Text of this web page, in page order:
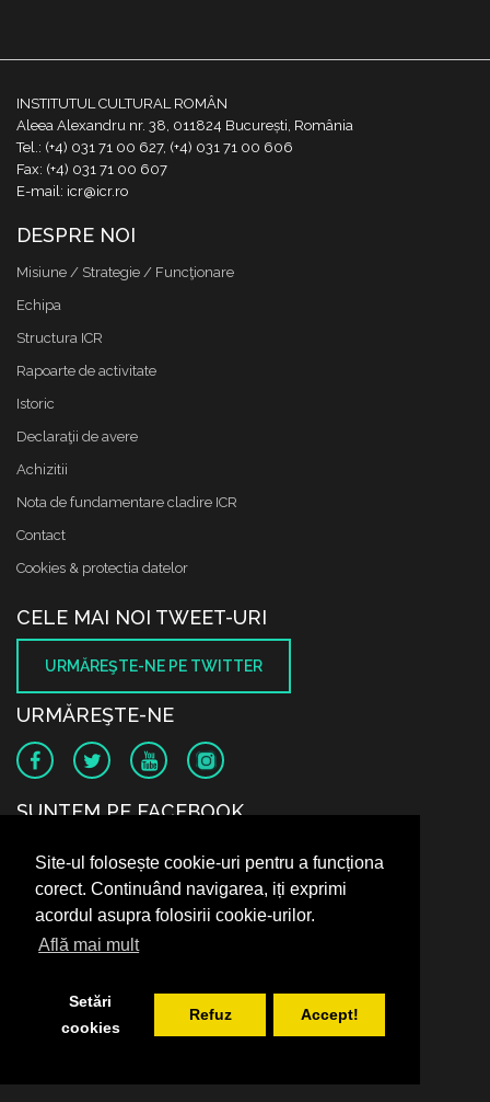
Site-ul folosește cookie-uri pentru a funcționa
corect. Continuând navigarea, iți exprimi
acordul asupra folosirii cookie-urilor.
Află mai mult
Setări
cookies
Refuz Accept!
INSTITUTUL CULTURAL ROMÂN
Aleea Alexandru nr. 38, 011824 București, România
Tel.: (+4) 031 71 00 627, (+4) 031 71 00 606
Fax: (+4) 031 71 00 607
E-mail: icr@icr.ro
DESPRE NOI
Misiune / Strategie / Funcţionare
Echipa
Structura ICR
Rapoarte de activitate
Istoric
Declaraţii de avere
Achizitii
Nota de fundamentare cladire ICR
Contact
Cookies & protectia datelor
CELE MAI NOI TWEET-URI
URMĂREŞTE-NE PE TWITTER
URMĂREŞTE-NE
SUNTEM PE FACEBOOK